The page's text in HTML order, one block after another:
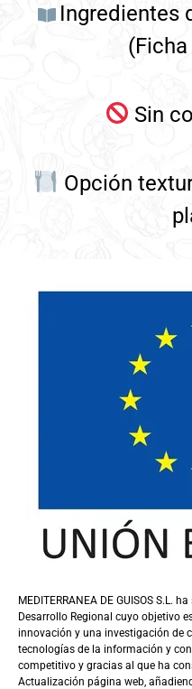
Ingredientes
Sin
Opción
MEDITERRANEA DE GUISOS S.L.
Desarrollo Regional cuyo objetivo
innovación y una investigación de
tecnologías de la información y
competitivo y gracias al que ha
Actualización página web,